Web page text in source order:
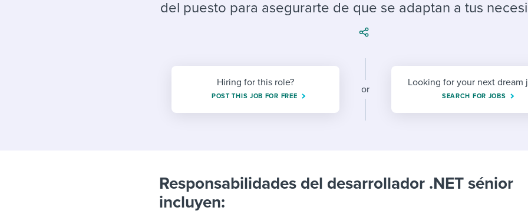
Workable customer stories
Workable customer stories
del puesto para asegurarte de que se adaptan a tus
Hiring for this role?
POST THIS JOB FOR FREE
or
Looking for your next dream
SEARCH FOR JOBS
Responsabilidades del desarrollador .NET sénior
incluyen: